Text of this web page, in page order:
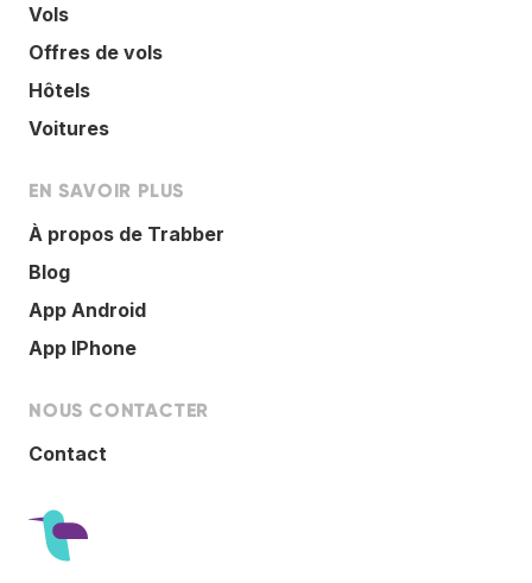
Vols
Offres de vols
Hôtels
Voitures
EN SAVOIR PLUS
À propos de Trabber
Blog
App Android
App IPhone
NOUS CONTACTER
Contact